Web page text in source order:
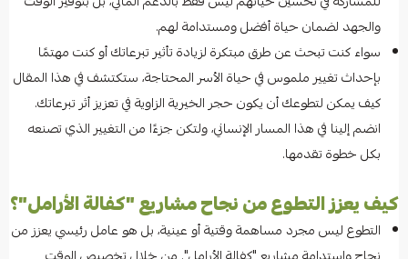
والجهد لضمان حياة أفضل ومستدامة لهم.
سواء كنت تبحث عن طرق مبتكرة لزيادة تأثير تبرعاتك أو كنت مهتمًا
بإحداث تغيير ملموس في حياة الأسر المحتاجة، ستكتشف في هذا المقال
كيف يمكن لتطوعك أن يكون حجر الخيرية الزاوية في تعزيز أثر تبرعاتك.
انضم إلينا في هذا المسار الإنساني، ولتكن جزءًا من التغيير الذي تصنعه
بكل خطوة تقدمها.
كيف يعزز التطوع من نجاح مشاريع "كفالة الأرامل"؟
التطوع ليس مجرد مساهمة وقتية أو عينية، بل هو عامل رئيسي يعزز من